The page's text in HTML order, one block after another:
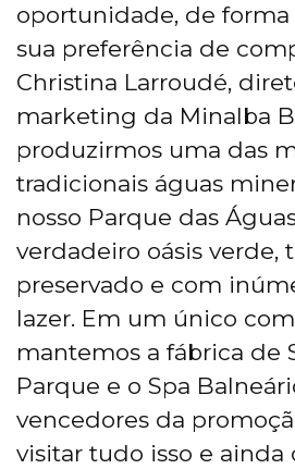
oportunidade, de forma
sua preferência de
Christina Larroudé,
marketing da Minalba
produzirmos uma das
tradicionais águas
nosso Parque das
verdadeiro oásis verde,
preservado e com
lazer. Em um único
mantemos a fábrica de
Parque e o Spa
vencedores da
visitar tudo isso e ainda